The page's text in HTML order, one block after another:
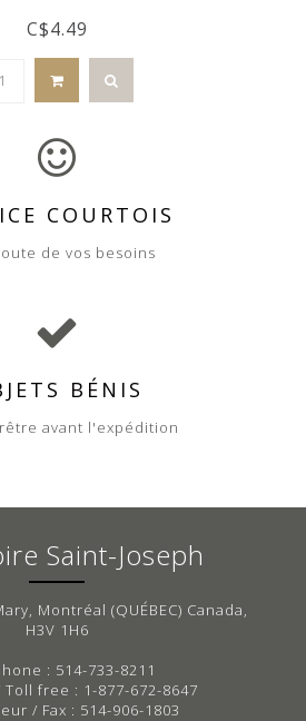
C$4.49
COURTOIS
de vos besoins
BÉNIS
avant l'expédition
Saint-Joseph
Montréal (QUÉBEC) Canada,
H3V 1H6
: 514-733-8211
Toll free : 1-877-672-8647
/ Fax : 514-906-1803